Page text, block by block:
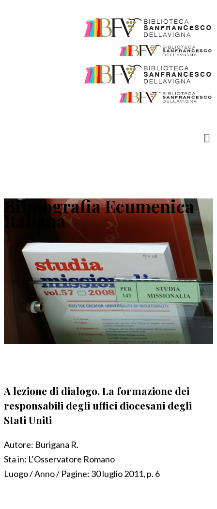
Bibliografia Ecumenica
Italiana
A lezione di dialogo. La formazione dei
responsabili degli uffici diocesani degli
Stati Uniti
Autore: Burigana R.
Sta in: L’Osservatore Romano
Luogo / Anno / Pagine: 30 luglio 2011, p. 6